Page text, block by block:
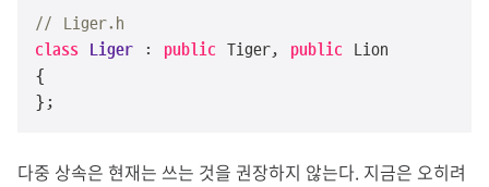
// Liger.h
class
Liger : public Tiger, public Lion
{
};
다중 상속은 현재는 쓰는 것을 권장하지 않는다. 지금은 오히려